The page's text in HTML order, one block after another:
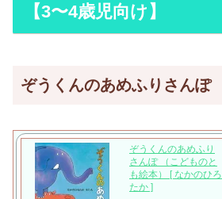
【3〜4歳児向け】
ぞうくんのあめふりさんぽ
ぞうくんのあめふり
さんぽ （こどものと
も絵本） [ なかのひろ
たか ]